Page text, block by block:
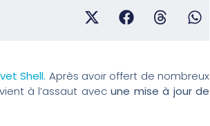
Shell. Après avoir offert de nombreux
à l’assaut avecune mise à jour de